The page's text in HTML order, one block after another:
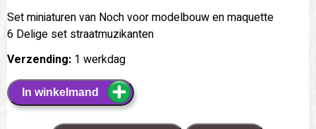
Set miniaturen van Noch voor modelbouw en maquette
6 Delige set straatmuzikanten
Verzending: 1 werkdag
In winkelmand